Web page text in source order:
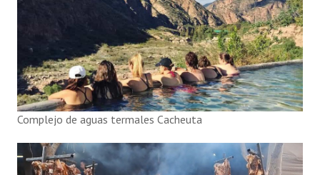
Complejo de aguas termales Cacheuta